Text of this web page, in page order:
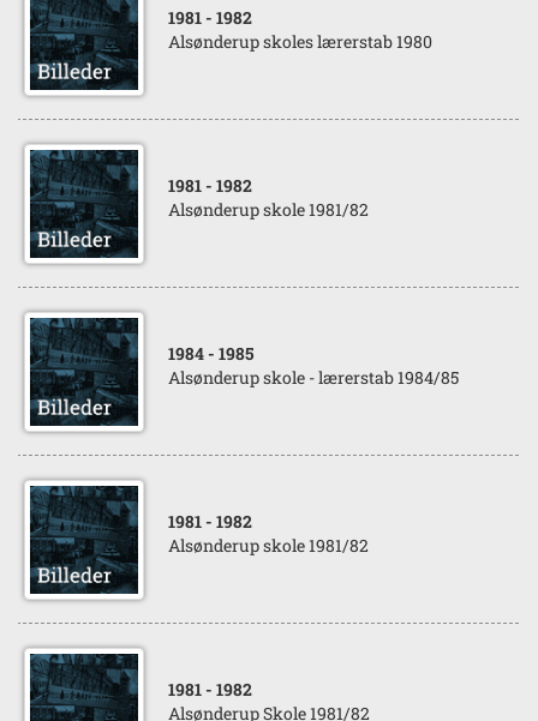
1981 - 1982
Alsønderup skoles lærerstab 1980
1981 - 1982
Alsønderup skole 1981/82
1984 - 1985
Alsønderup skole - lærerstab 1984/85
1981 - 1982
Alsønderup skole 1981/82
1981 - 1982
Alsønderup Skole 1981/82